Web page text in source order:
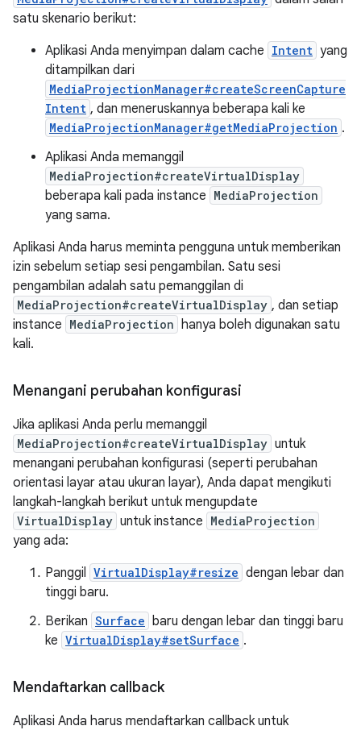
satu skenario berikut:
Aplikasi Anda menyimpan dalam cache Intent yang
ditampilkan dari
MediaProjectionManager#createScreenCapture
Intent , dan meneruskannya beberapa kali ke
MediaProjectionManager#getMediaProjection .
Aplikasi Anda memanggil
MediaProjection#createVirtualDisplay
beberapa kali pada instance MediaProjection
yang sama.
Aplikasi Anda harus meminta pengguna untuk memberikan
izin sebelum setiap sesi pengambilan. Satu sesi
pengambilan adalah satu pemanggilan di
MediaProjection#createVirtualDisplay , dan setiap
instance MediaProjection hanya boleh digunakan satu
kali.
Menangani perubahan konfigurasi
Jika aplikasi Anda perlu memanggil
MediaProjection#createVirtualDisplay untuk
menangani perubahan konfigurasi (seperti perubahan
orientasi layar atau ukuran layar), Anda dapat mengikuti
langkah-langkah berikut untuk mengupdate
VirtualDisplay untuk instance MediaProjection
yang ada:
Panggil VirtualDisplay#resize dengan lebar dan
tinggi baru.
Berikan Surface baru dengan lebar dan tinggi baru
ke VirtualDisplay#setSurface .
Mendaftarkan callback
Aplikasi Anda harus mendaftarkan callback untuk